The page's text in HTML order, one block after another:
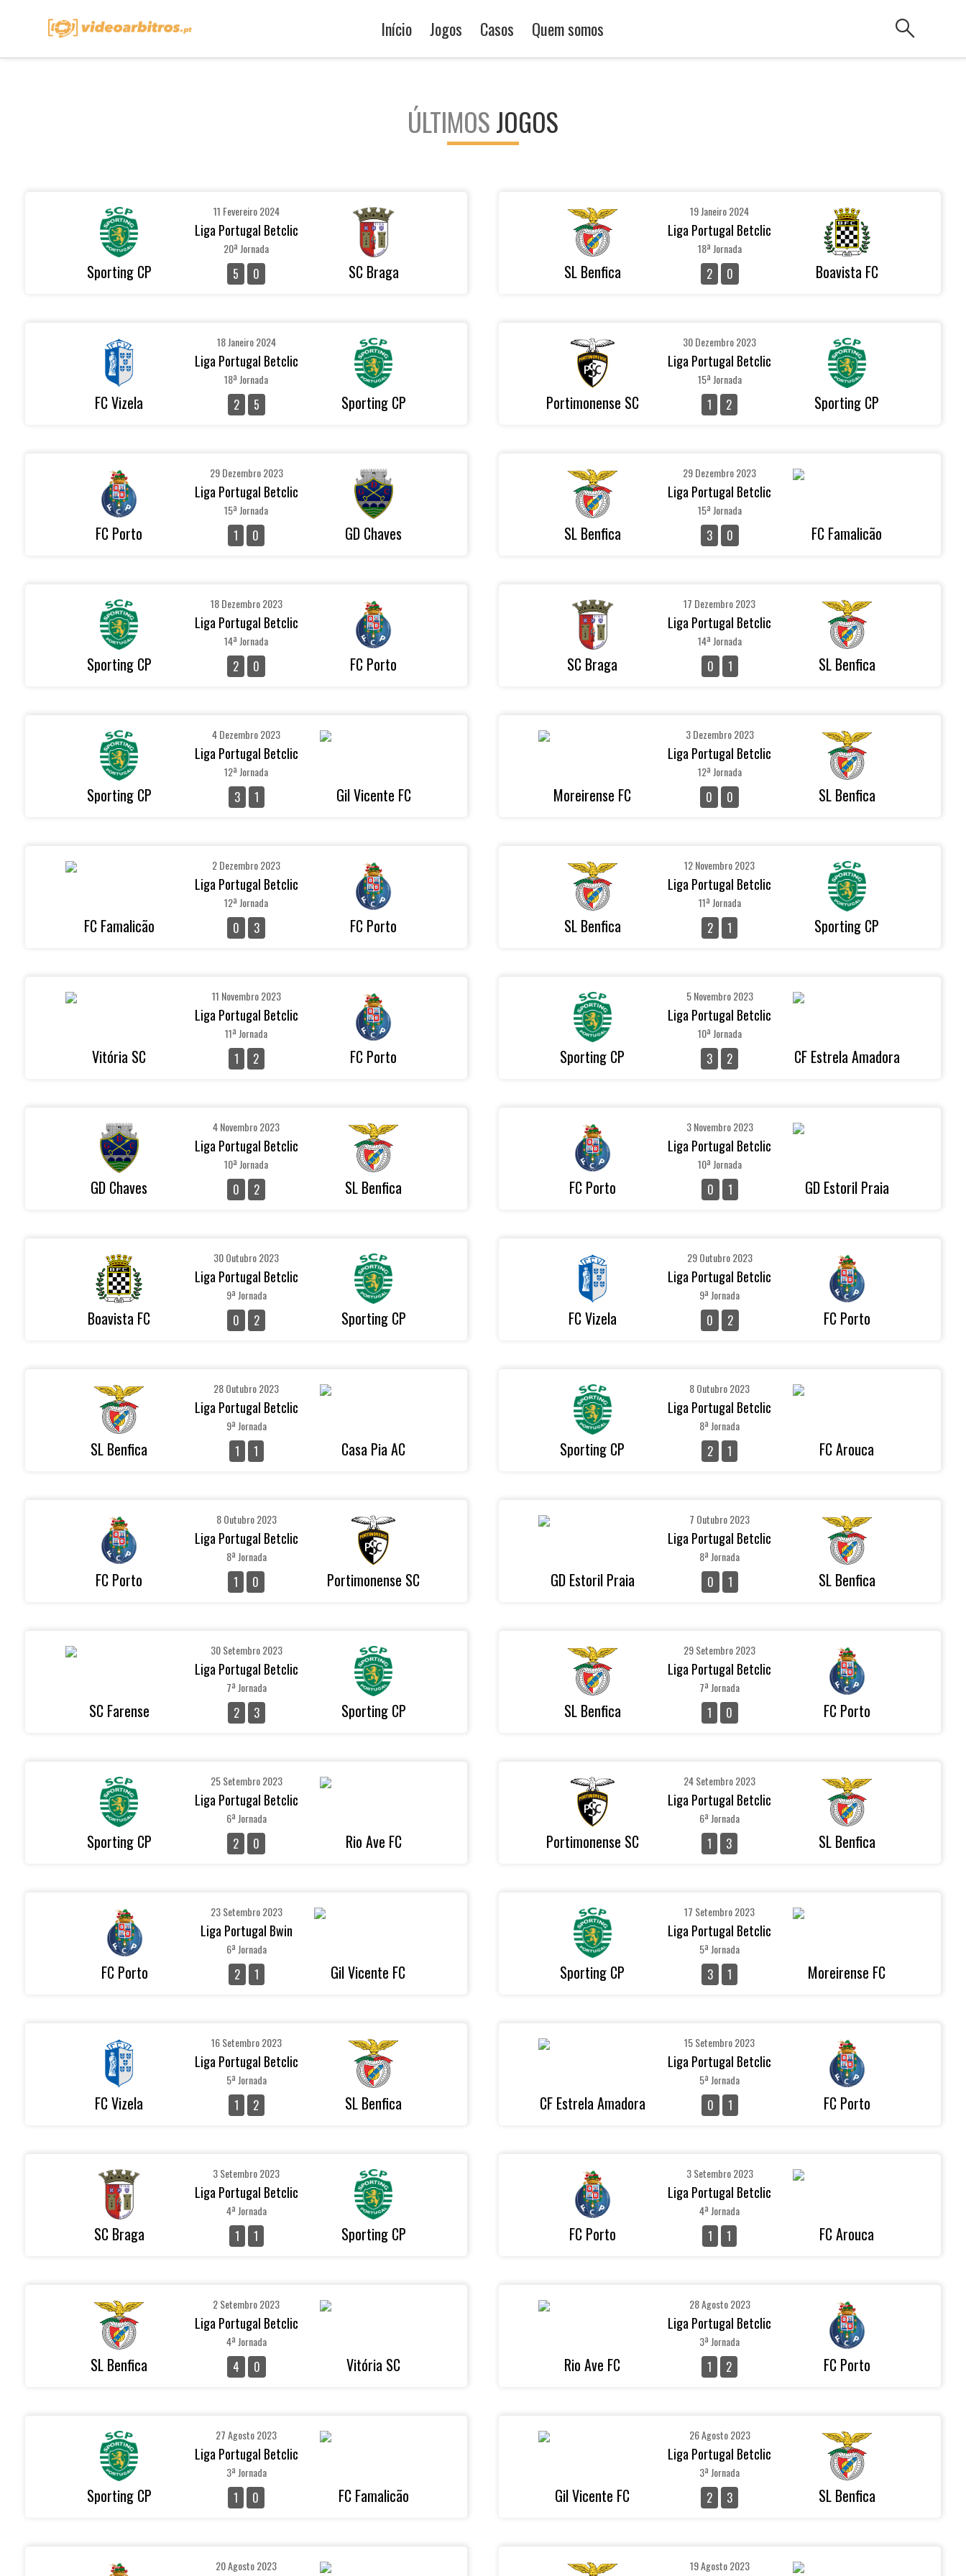
Início Jogos Casos Quem somos search
ÚLTIMOSJOGOS
Sporting CP
11 Fevereiro 2024
Liga Portugal Betclic
20ª Jornada
5 0 SC Braga SL Benfica
19 Janeiro 2024
Liga Portugal Betclic
18ª Jornada
2 0 Boavista FC
FC Vizela
18 Janeiro 2024
Liga Portugal Betclic
18ª Jornada
2 5 Sporting CP Portimonense SC
30 Dezembro 2023
Liga Portugal Betclic
15ª Jornada
1 2 Sporting CP
FC Porto
29 Dezembro 2023
Liga Portugal Betclic
15ª Jornada
1 0 GD Chaves SL Benfica
29 Dezembro 2023
Liga Portugal Betclic
15ª Jornada
3 0 FC Famalicão
Sporting CP
18 Dezembro 2023
Liga Portugal Betclic
14ª Jornada
2 0 FC Porto SC Braga
17 Dezembro 2023
Liga Portugal Betclic
14ª Jornada
0 1 SL Benfica
Sporting CP
4 Dezembro 2023
Liga Portugal Betclic
12ª Jornada
3 1 Gil Vicente FC Moreirense FC
3 Dezembro 2023
Liga Portugal Betclic
12ª Jornada
0 0 SL Benfica
FC Famalicão
2 Dezembro 2023
Liga Portugal Betclic
12ª Jornada
0 3 FC Porto SL Benfica
12 Novembro 2023
Liga Portugal Betclic
11ª Jornada
2 1 Sporting CP
Vitória SC
11 Novembro 2023
Liga Portugal Betclic
11ª Jornada
1 2 FC Porto Sporting CP
5 Novembro 2023
Liga Portugal Betclic
10ª Jornada
3 2 CF Estrela Amadora
GD Chaves
4 Novembro 2023
Liga Portugal Betclic
10ª Jornada
0 2 SL Benfica FC Porto
3 Novembro 2023
Liga Portugal Betclic
10ª Jornada
0 1 GD Estoril Praia
Boavista FC
30 Outubro 2023
Liga Portugal Betclic
9ª Jornada
0 2 Sporting CP FC Vizela
29 Outubro 2023
Liga Portugal Betclic
9ª Jornada
0 2 FC Porto
SL Benfica
28 Outubro 2023
Liga Portugal Betclic
9ª Jornada
1 1 Casa Pia AC Sporting CP
8 Outubro 2023
Liga Portugal Betclic
8ª Jornada
2 1 FC Arouca
FC Porto
8 Outubro 2023
Liga Portugal Betclic
8ª Jornada
1 0 Portimonense SC GD Estoril Praia
7 Outubro 2023
Liga Portugal Betclic
8ª Jornada
0 1 SL Benfica
SC Farense
30 Setembro 2023
Liga Portugal Betclic
7ª Jornada
2 3 Sporting CP SL Benfica
29 Setembro 2023
Liga Portugal Betclic
7ª Jornada
1 0 FC Porto
Sporting CP
25 Setembro 2023
Liga Portugal Betclic
6ª Jornada
2 0 Rio Ave FC Portimonense SC
24 Setembro 2023
Liga Portugal Betclic
6ª Jornada
1 3 SL Benfica
FC Porto
23 Setembro 2023
Liga Portugal Bwin
6ª Jornada
2 1 Gil Vicente FC Sporting CP
17 Setembro 2023
Liga Portugal Betclic
5ª Jornada
3 1 Moreirense FC
FC Vizela
16 Setembro 2023
Liga Portugal Betclic
5ª Jornada
1 2 SL Benfica CF Estrela Amadora
15 Setembro 2023
Liga Portugal Betclic
5ª Jornada
0 1 FC Porto
SC Braga
3 Setembro 2023
Liga Portugal Betclic
4ª Jornada
1 1 Sporting CP FC Porto
3 Setembro 2023
Liga Portugal Betclic
4ª Jornada
1 1 FC Arouca
SL Benfica
2 Setembro 2023
Liga Portugal Betclic
4ª Jornada
4 0 Vitória SC Rio Ave FC
28 Agosto 2023
Liga Portugal Betclic
3ª Jornada
1 2 FC Porto
Sporting CP
27 Agosto 2023
Liga Portugal Betclic
3ª Jornada
1 0 FC Famalicão Gil Vicente FC
26 Agosto 2023
Liga Portugal Betclic
3ª Jornada
2 3 SL Benfica
20 Agosto 2023 19 Agosto 2023